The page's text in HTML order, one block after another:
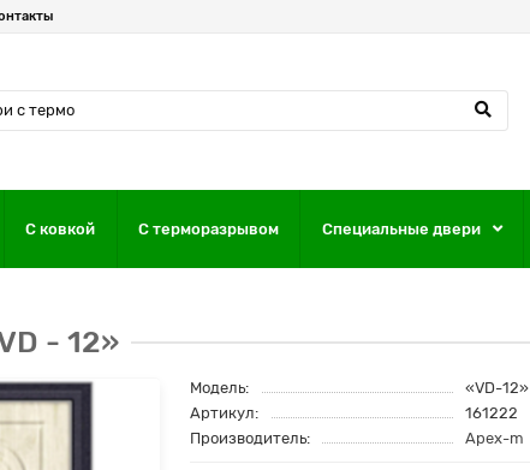
С ковкой С терморазрывом Специальные двери
- 12»
Модель:
«VD-12»
Артикул:
161222
Производитель:
Apex-m